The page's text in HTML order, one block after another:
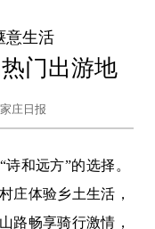
意生活
门出游地
庄日报
和远方”的选择。
庄体验乡土生活，
路畅享骑行激情，